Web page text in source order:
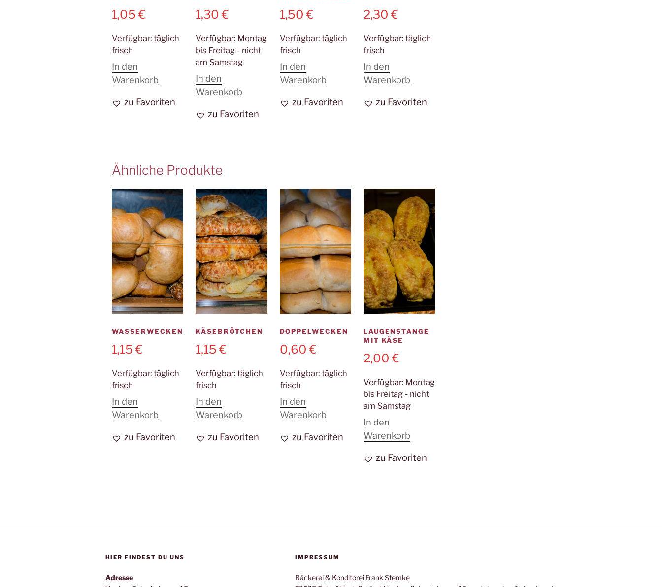
1,05€
Verfügbar:täglich
frisch
In den
Warenkorb
zu Favoriten
1,30€
Verfügbar: Montag
bis Freitag - nicht
am Samstag
In den
Warenkorb
zu Favoriten
1,50€
Verfügbar: täglich
frisch
In den
Warenkorb
zu Favoriten
2,30€
Verfügbar: täglich
frisch
In den
Warenkorb
zu Favoriten
Ähnliche Produkte
WASSERWECKEN
1,15€
Verfügbar:täglich
frisch
In den
Warenkorb
zu Favoriten
KÄSEBRÖTCHEN
1,15€
Verfügbar:täglich
frisch
In den
Warenkorb
zu Favoriten
DOPPELWECKEN
0,60€
Verfügbar: täglich
frisch
In den
Warenkorb
zu Favoriten
LAUGENSTANGE
MIT KÄSE
2,00€
Verfügbar: Montag
bis Freitag - nicht
am Samstag
In den
Warenkorb
zu Favoriten
HIER FINDEST DU UNS
Adresse
IMPRESSUM
Bäckerei & Konditorei Frank Stemke